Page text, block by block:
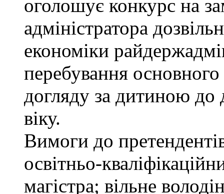
оголошує конкурс на
адміністратора
економіки
перебування
догляду за дитиною до
віку.
Вимоги до
освітньо-
магістра; вільне